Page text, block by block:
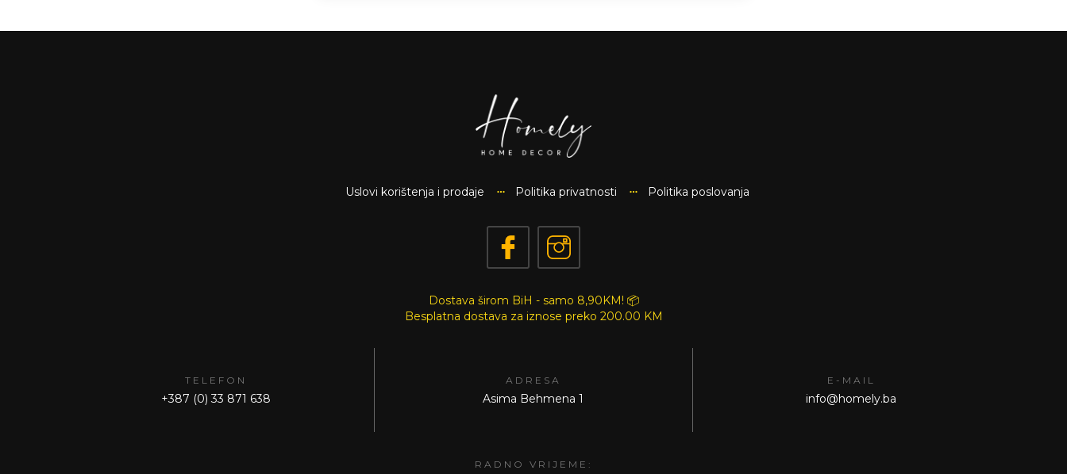
Uslovi korištenja i prodaje Politika privatnosti Politika poslovanja
Dostava širom BiH - samo 8,90KM! 📦
Besplatna dostava za iznose preko 200.00 KM
TELEFON
+387 (0) 33 871 638
ADRESA
Asima Behmena 1
E-MAIL
info@homely.ba
RADNO VRIJEME: